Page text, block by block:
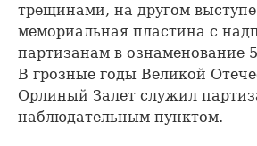
трещинами, на другом
мемориальная пластина с
партизанам в ознаменование
В грозные годы Великой
Орлиный Залет служил
наблюдательным пунктом.